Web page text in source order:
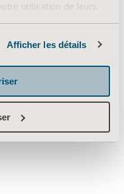
utilisation de leurs
Afficher les détails